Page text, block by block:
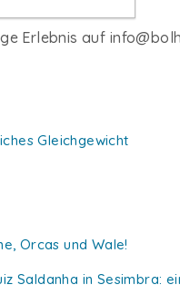
Erlebnis auf
Gleichgewicht
Orcas und Wale!
Saldanha in Sesimbra: